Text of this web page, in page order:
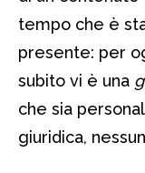
tempo che è
presente: per
subito vi è una
che sia
giuridica,